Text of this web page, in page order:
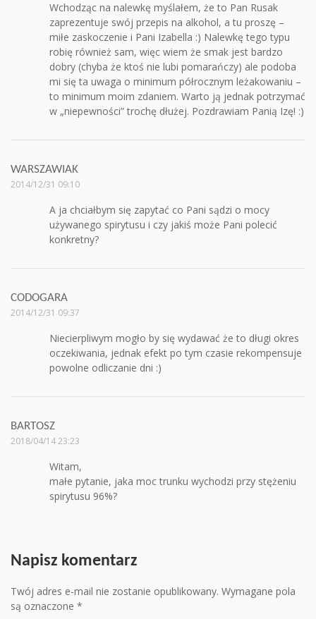
Wchodząc na nalewkę myślałem, że to Pan Rusak
zaprezentuje swój przepis na alkohol, a tu proszę –
miłe zaskoczenie i Pani Izabella :) Nalewkę tego typu
robię również sam, więc wiem że smak jest bardzo
dobry (chyba że ktoś nie lubi pomarańczy) ale podoba
mi się ta uwaga o minimum półrocznym leżakowaniu –
to minimum moim zdaniem. Warto ją jednak potrzymać
w „niepewności” trochę dłużej. Pozdrawiam Panią Izę! :)
WARSZAWIAK
2014/12/31 09:10
A ja chciałbym się zapytać co Pani sądzi o mocy
używanego spirytusu i czy jakiś może Pani polecić
konkretny?
CODOGARA
2014/12/31 09:37
Niecierpliwym mogło by się wydawać że to długi okres
oczekiwania, jednak efekt po tym czasie rekompensuje
powolne odliczanie dni :)
BARTOSZ
2018/04/14 23:23
Witam,
małe pytanie, jaka moc trunku wychodzi przy stężeniu
spirytusu 96%?
Napisz komentarz
Twój adres e-mail nie zostanie opublikowany. Wymagane pola
są oznaczone *